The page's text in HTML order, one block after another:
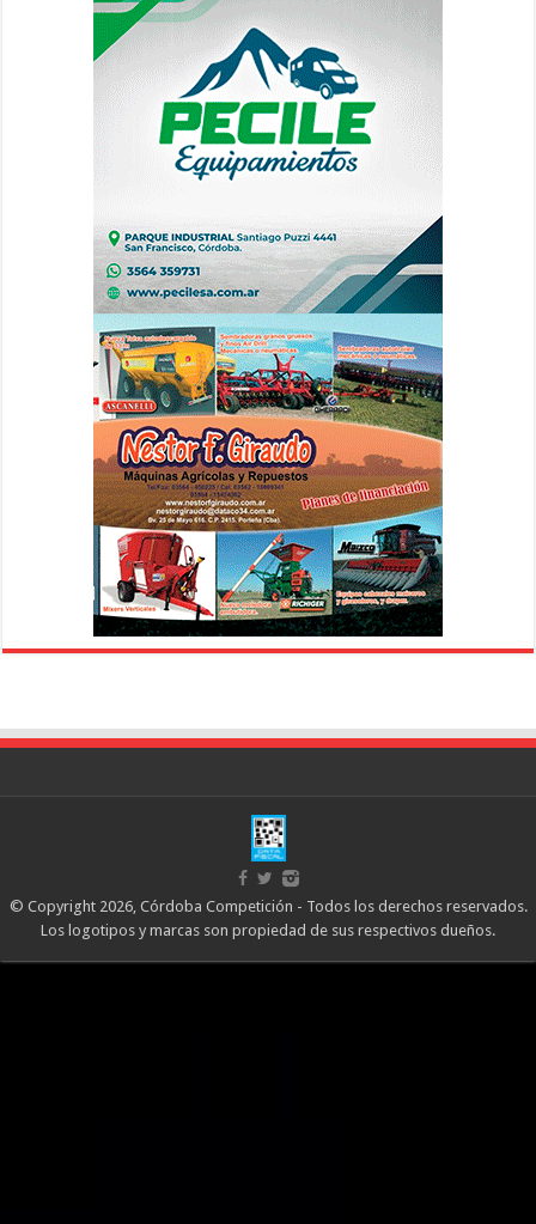
© Copyright 2026, Córdoba Competición - Todos los derechos reservados.
Los logotipos y marcas son propiedad de sus respectivos dueños.